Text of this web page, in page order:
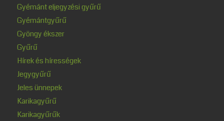
Gyémánt eljegyzési gyűrű
Gyémántgyűrű
Gyöngy ékszer
Gyűrű
Hírek és hírességek
Jegygyűrű
Jeles ünnepek
Karikagyűrű
Karikagyűrűk